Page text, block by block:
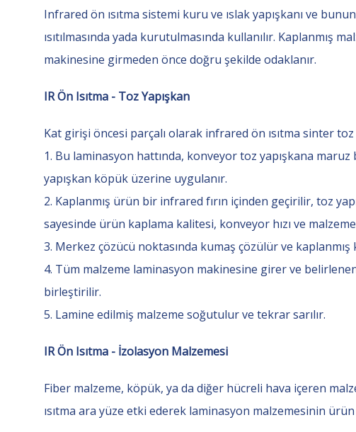
Infrared ön ısıtma sistemi kuru ve ıslak yapışkanı ve
ısıtılmasında yada kurutulmasında kullanılır. Kaplanmış
makinesine girmeden önce doğru şekilde odaklanır.
IR Ön Isıtma - Toz Yapışkan
Kat girişi öncesi parçalı olarak infrared ön ısıtma sinter toz
1. Bu laminasyon hattında, konveyor toz yapışkana
yapışkan köpük üzerine uygulanır.
2. Kaplanmış ürün bir infrared fırın içinden geçirilir, toz
sayesinde ürün kaplama kalitesi, konveyor hızı ve
3. Merkez çözücü noktasında kumaş çözülür ve
4. Tüm malzeme laminasyon makinesine girer ve belirlenen
birleştirilir.
5. Lamine edilmiş malzeme soğutulur ve tekrar sarılır.
IR Ön Isıtma - İzolasyon Malzemesi
Fiber malzeme, köpük, ya da diğer hücreli hava içeren
ısıtma ara yüze etki ederek laminasyon malzemesinin